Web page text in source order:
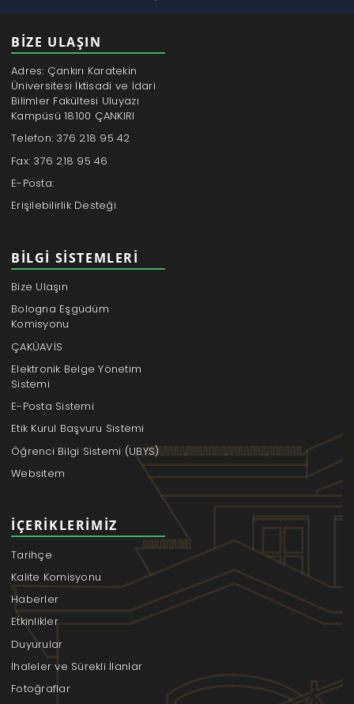
BİZE ULAŞIN
Adres: Çankırı Karatekin
Üniversitesi İktisadi ve İdari
Bilimler Fakültesi Uluyazı
Kampüsü 18100 ÇANKIRI
Telefon: 376 218 95 42
Fax: 376 218 95 46
E-Posta:
Erişilebilirlik Desteği
BILGI SISTEMLERI
Bize Ulaşın
Bologna Eşgüdüm
Komisyonu
ÇAKÜAVİS
Elektronik Belge Yönetim
Sistemi
E-Posta Sistemi
Etik Kurul Başvuru Sistemi
Öğrenci Bilgi Sistemi (UBYS)
Websitem
İÇERIKLERIMIZ
Tarihçe
Kalite Komisyonu
Haberler
Etkinlikler
Duyurular
İhaleler ve Sürekli İlanlar
Fotoğraflar